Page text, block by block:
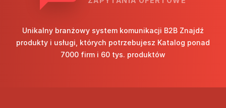
Unikalny branżowy system komunikacji B2B Znajdź
produkty i usługi, których potrzebujesz Katalog ponad
7000 firm i 60 tys. produktów